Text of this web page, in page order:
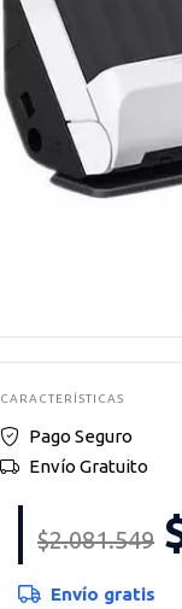
CARACTERÍSTICAS
Pago Seguro
Envío Gratuito
$2.081.549
Envío gratis